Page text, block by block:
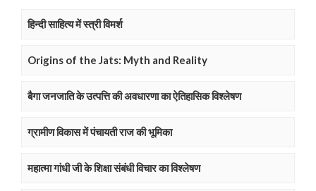
हिन्दी साहित्य में स्त्री विमर्श
Origins of the Jats: Myth and Reality
बैगा जनजाति के उत्पत्ति की अवधारणा का ऐतिहासिक विश्लेषण
ग्रामीण विकास में पंचायती राज की भूमिका
महात्मा गांधी जी के शिक्षा संबंधी विचार का विश्लेषण